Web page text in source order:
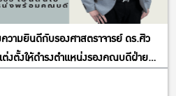
วามยินดีกับรองศาสตราจารย์ ดร.ศิว
งตั้งให้ดำรงตำแหน่งรองคณบดีฝ่าย